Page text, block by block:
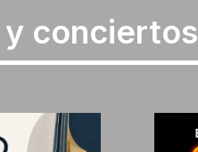
conciertos